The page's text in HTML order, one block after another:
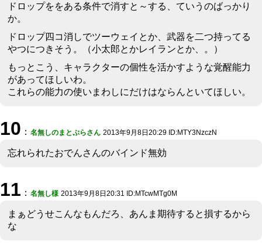
ドロップををある条件で消すと～する、ていうのばっかり
か。
ドロップ四コ消しでツーウェイとか、武器を二つ持ってる
やつにつきそう。（小太郎とかレイランとか、。）
もっとこう、キャラクターの個性を活かすような覚醒能力
があってほしいわ。
これらの能力の使いまわしにだけはならんといてほしい。
10 ： 名無しのまとぷらさん 2013年9月8日20:29 ID:MTY3NzczN
忘れられたおでんさんのバインド無効
11 ： 名無し様 2013年9月8日20:31 ID:MTcwMTg0M
まぁどうせこんなもんだろ、あんま期待すると損するから
な